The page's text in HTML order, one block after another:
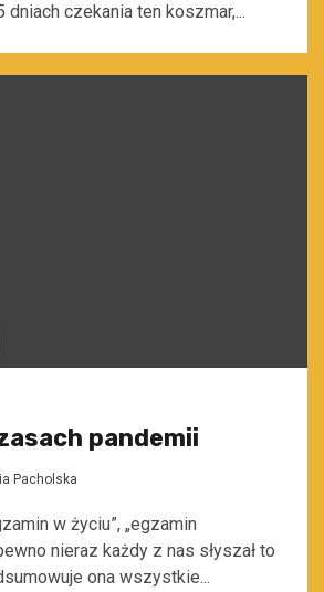
dniach czekania ten koszmar,...
pandemii
Pacholska
w życiu”, „egzamin
nieraz każdy z nas słyszał to
ona wszystkie...